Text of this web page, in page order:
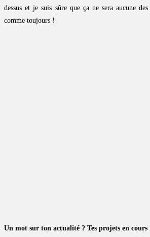
dessus et je suis sûre que ça ne sera aucune
comme toujours !
Un mot sur ton actualité ? Tes projets en cours